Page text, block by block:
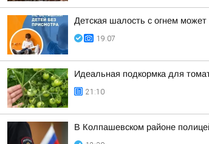
Детская шалость с огнем может
19:07
Идеальная подкормка для
21:10
В Колпашевском районе